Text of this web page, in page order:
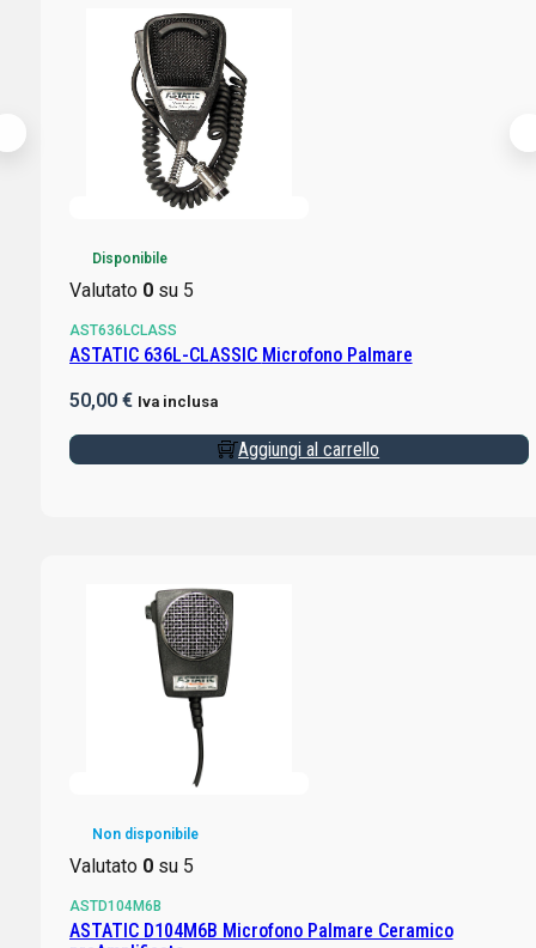
Disponibile
Valutato 0su 5
AST636LCLASS
ASTATIC 636L-CLASSIC Microfono Palmare
50,00 € Iva inclusa
Aggiungi al carrello
Non disponibile
Valutato 0su 5
ASTD104M6B
ASTATIC D104M6B Microfono Palmare Ceramico